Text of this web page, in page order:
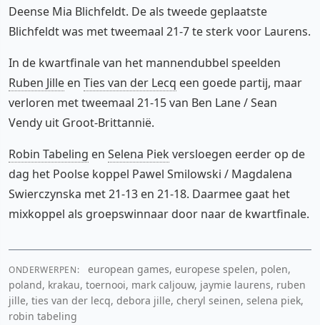
Deense Mia Blichfeldt. De als tweede geplaatste
Blichfeldt was met tweemaal 21-7 te sterk voor Laurens.
In de kwartfinale van het mannendubbel speelden
Ruben Jille en Ties van der Lecq een goede partij, maar
verloren met tweemaal 21-15 van Ben Lane / Sean
Vendy uit Groot-Brittannië.
Robin Tabeling en Selena Piekversloegen eerder op de
dag het Poolse koppel Pawel Smilowski / Magdalena
Swierczynska met 21-13 en 21-18. Daarmee gaat het
mixkoppel als groepswinnaar door naar de kwartfinale.
ONDERWERPEN:
european games, europese spelen, polen,
poland, krakau, toernooi, mark caljouw, jaymie laurens, ruben
jille, ties van der lecq, debora jille, cheryl seinen, selena piek,
robin tabeling